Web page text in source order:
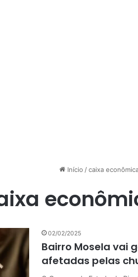
Início / caixa
02/02/2025
Bairro Mosela vai
afetadas pelas